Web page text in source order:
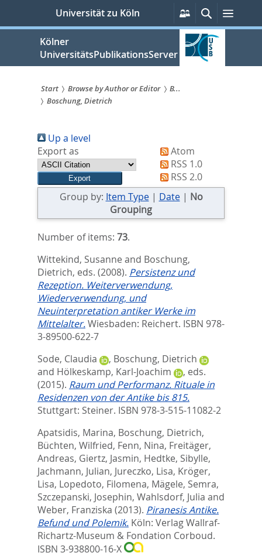
springen
Universität zu Köln
Persönliche
Services
SucheMenü
Kölner
UniversitätsPublikationsServer
Sie
sind
hier:
Start Browse by Author or Editor
B...
Boschung, Dietrich
Up a level
Export as
Atom
RSS 1.0
RSS 2.0
Group by: Item Type| Date| No
Grouping
Number of items: 73.
Wittekind, Susanne and Boschung,
Dietrich, eds. (2008). Persistenz und
Rezeption. Weiterverwendung,
Wiederverwendung, und
Neuinterpretation antiker Werke im
Mittelalter.Wiesbaden: Reichert. ISBN 978-
3-89500-622-7
Sode, Claudia
, Boschung, Dietrich
and Hölkeskamp, Karl-Joachim
, eds.
(2015). Raum und Performanz. Rituale in
Residenzen von der Antike bis 815.
Stuttgart: Steiner. ISBN 978-3-515-11082-2
Apatsidis, Marina, Boschung, Dietrich,
Büchten, Wilfried, Fenn, Nina, Freitäger,
Andreas, Giertz, Jasmin, Hedtke, Sibylle,
Jachmann, Julian, Jureczko, Lisa, Kröger,
Lisa, Lopedoto, Filomena, Mägele, Semra,
Szczepanski, Josephin, Wahlsdorf, Julia and
Weber, Franziska (2013). Piranesis Antike.
Befund und Polemik. Köln: Verlag Wallraf-
Richartz-Museum & Fondation Corboud.
ISBN 3-938800-16-X